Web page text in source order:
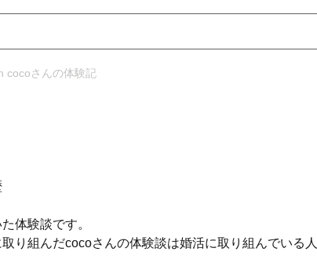
体験談です。
り組んだcocoさんの体験談は婚活に取り組んでいる人